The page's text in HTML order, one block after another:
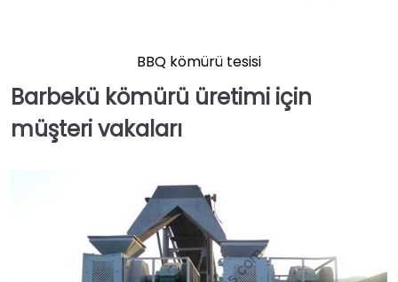
BBQ kömürü tesisi
Barbekü kömürü üretimi için
müşteri vakaları